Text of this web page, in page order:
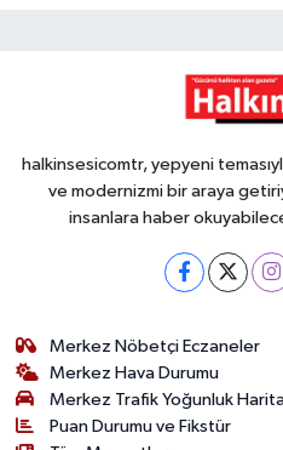
halkinsesicomtr, yepyeni
ve modernizmi bir araya
insanlara haber
Merkez Nöbetçi Eczaneler
Merkez Hava Durumu
Merkez Trafik Yoğunluk
Puan Durumu ve Fikstür